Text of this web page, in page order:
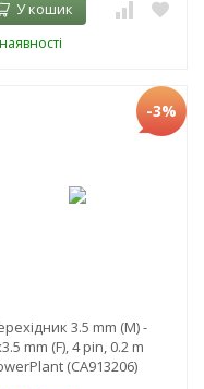
У кошик
-3%
3.5 mm (M) -
mm (F), 4 pin, 0.2 m
(CA913206)